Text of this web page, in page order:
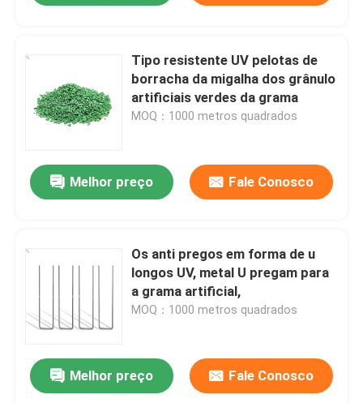
Tipo resistente UV pelotas de
borracha da migalha dos grânulo
artificiais verdes da grama
MOQ：1000 metros quadrados
Melhor preço Fale Conosco
Os anti pregos em forma de u
longos UV, metal U pregam para
a grama artificial,
MOQ：1000 metros quadrados
Melhor preço Fale Conosco